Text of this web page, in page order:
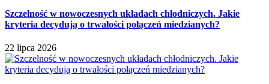
Szczelność w nowoczesnych układach chłodniczych. Jakie
kryteria decydują o trwałości połączeń miedzianych?
22 lipca 2026